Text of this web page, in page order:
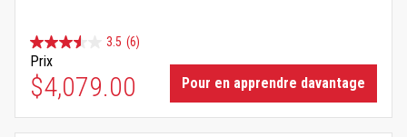
3.5 (6)
Prix
$4,079.00 Pour en apprendre davantage